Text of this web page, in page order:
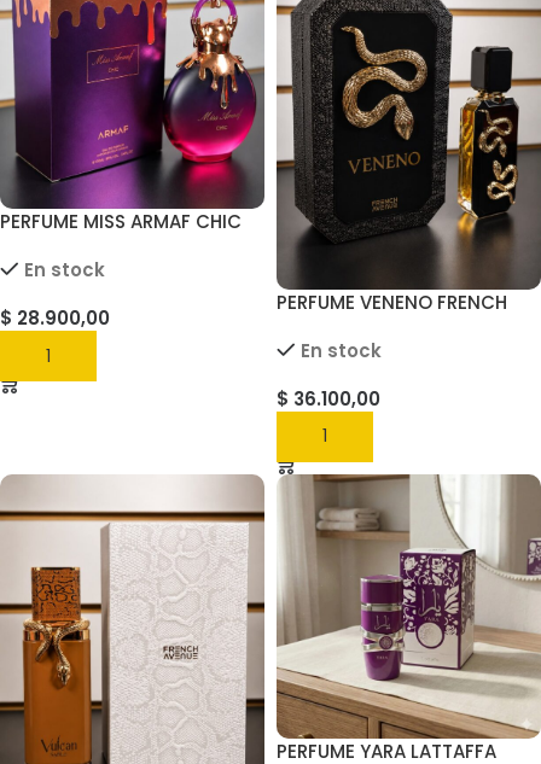
PERFUME MISS ARMAF CHIC
En stock
$ 28.900,00
AGREGAR
PERFUME VENENO FRENCH
En stock
$ 36.100,00
AGREGAR
PERFUME YARA LATTAFFA